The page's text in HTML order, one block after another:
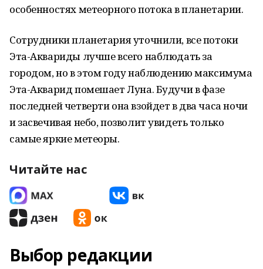
особенностях метеорного потока в планетарии.
Сотрудники планетария уточнили, все потоки
Эта-Аквариды лучше всего наблюдать за
городом, но в этом году наблюдению максимума
Эта-Акварид помешает Луна. Будучи в фазе
последней четверти она взойдет в два часа ночи
и засвечивая небо, позволит увидеть только
самые яркие метеоры.
Читайте нас
Выбор редакции